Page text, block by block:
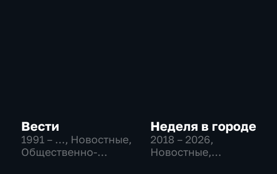
Вести
1991 – …, Новостные,
Общественно-
Неделя в городе
2018 – 2026,
Новостные,